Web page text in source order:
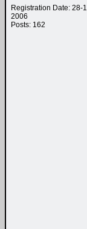
Registration Date: 28-
2006
Posts: 162